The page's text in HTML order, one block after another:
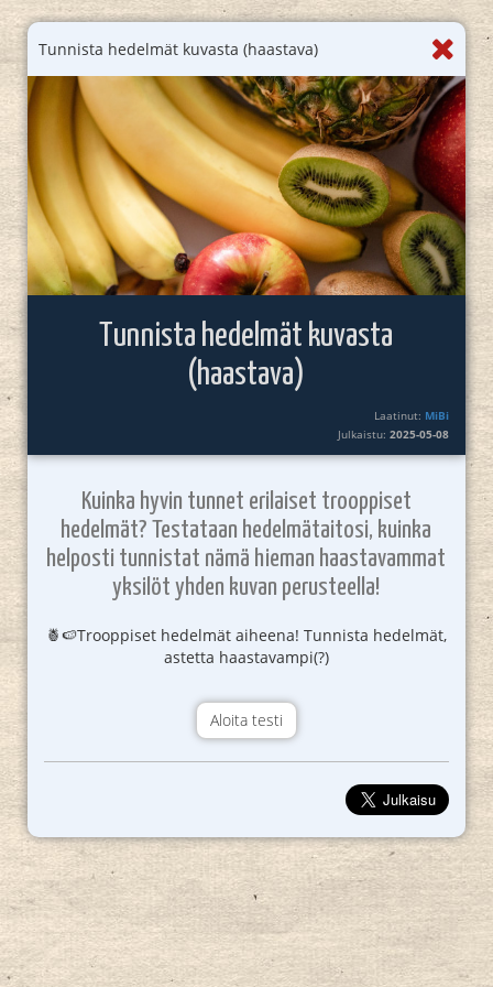
Tunnista hedelmät kuvasta (haastava)
Tunnista hedelmät kuvasta
(haastava)
Laatinut: MiBi
Julkaistu:2025-05-08
Kuinka hyvin tunnet erilaiset trooppiset
hedelmät? Testataan hedelmätaitosi, kuinka
helposti tunnistat nämä hieman haastavammat
yksilöt yhden kuvan perusteella!
🍍🍉Trooppiset hedelmät aiheena! Tunnista hedelmät,
astetta haastavampi(?)
Aloita testi